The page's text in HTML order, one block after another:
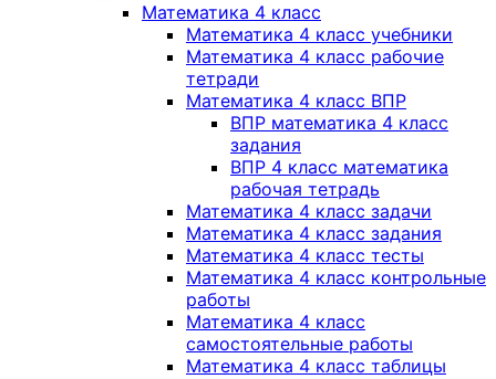
Математика 4 класс
Математика 4 класс учебники
Математика 4 класс рабочие
тетради
Математика 4 класс ВПР
ВПР математика 4 класс
задания
ВПР 4 класс математика
рабочая тетрадь
Математика 4 класс задачи
Математика 4 класс задания
Математика 4 класс тесты
Математика 4 класс контрольные
работы
Математика 4 класс
самостоятельные работы
Математика 4 класс таблицы